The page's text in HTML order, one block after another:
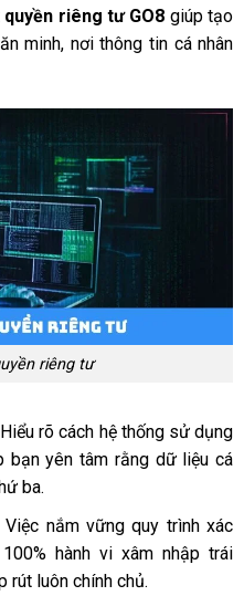
quyền riêng tư GO8 giúp tạo
minh, nơi thông tin cá nhân
riêng tư
rõ cách hệ thống sử dụng
bạn yên tâm rằng dữ liệu cá
ba.
nắm vững quy trình xác
hành vi xâm nhập trái
rút luôn chính chủ.